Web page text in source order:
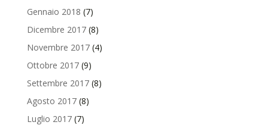
Gennaio 2018 (7)
Dicembre 2017(8)
Novembre 2017(4)
Ottobre 2017(9)
Settembre 2017(8)
Agosto 2017(8)
Luglio 2017(7)